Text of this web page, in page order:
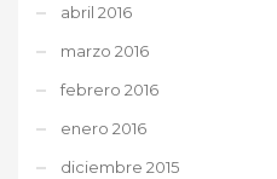
abril 2016
marzo 2016
febrero 2016
enero 2016
diciembre 2015